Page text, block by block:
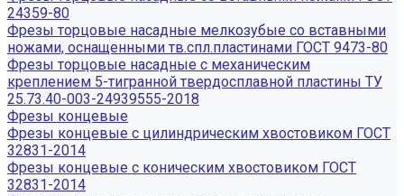
24359-80
Фрезы торцовые насадные мелкозубые со вставными
ножами, оснащенными тв.спл.пластинами ГОСТ 9473-80
Фрезы торцовые насадные с механическим
креплением 5-тигранной твердосплавной пластины ТУ
25.73.40-003-24939555-2018
Фрезы концевые
Фрезы концевые с цилиндрическим хвостовиком ГОСТ
32831-2014
Фрезы концевые с коническим хвостовиком ГОСТ
32831-2014